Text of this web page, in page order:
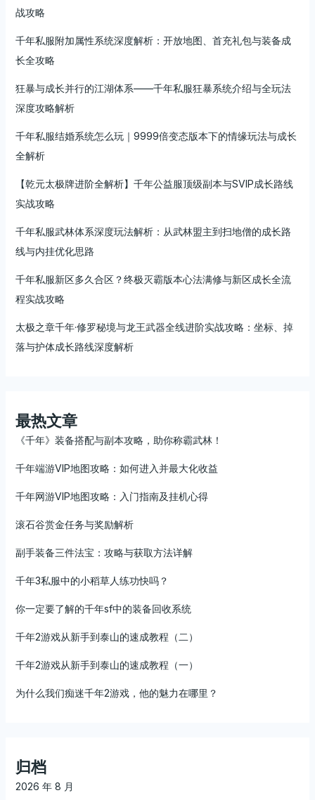
战攻略
千年私服附加属性系统深度解析：开放地图、首充礼包与装备成
长全攻略
狂暴与成长并行的江湖体系——千年私服狂暴系统介绍与全玩法
深度攻略解析
千年私服结婚系统怎么玩｜9999倍变态版本下的情缘玩法与成长
全解析
【乾元太极牌进阶全解析】千年公益服顶级副本与SVIP成长路线
实战攻略
千年私服武林体系深度玩法解析：从武林盟主到扫地僧的成长路
线与内挂优化思路
千年私服新区多久合区？终极灭霸版本心法满修与新区成长全流
程实战攻略
太极之章千年·修罗秘境与龙王武器全线进阶实战攻略：坐标、掉
落与护体成长路线深度解析
最热文章
《千年》装备搭配与副本攻略，助你称霸武林！
千年端游VIP地图攻略：如何进入并最大化收益
千年网游VIP地图攻略：入门指南及挂机心得
滚石谷赏金任务与奖励解析
副手装备三件法宝：攻略与获取方法详解
千年3私服中的小稻草人练功快吗？
你一定要了解的千年sf中的装备回收系统
千年2游戏从新手到泰山的速成教程（二）
千年2游戏从新手到泰山的速成教程（一）
为什么我们痴迷千年2游戏，他的魅力在哪里？
归档
2026 年 8 月